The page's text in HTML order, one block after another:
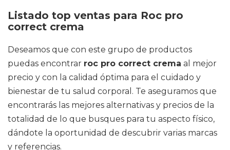
Listado top ventas para Roc pro
correct crema
Deseamos que con este grupo de productos
puedas encontrar roc pro correct crema al mejor
precio y con la calidad óptima para el cuidado y
bienestar de tu salud corporal. Te aseguramos que
encontrarás las mejores alternativas y precios de la
totalidad de lo que busques para tu aspecto físico,
dándote la oportunidad de descubrir varias marcas
y referencias.